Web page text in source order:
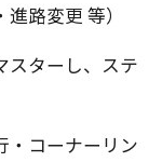
路変更 等）
スターし、ステ
・コーナーリン